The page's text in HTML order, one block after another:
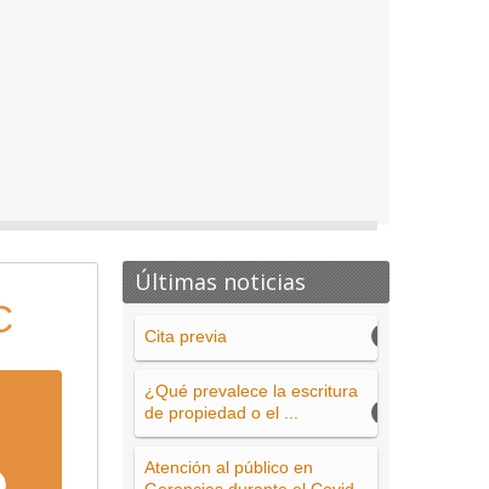
Últimas noticias
Cita previa
¿Qué prevalece la escritura
de propiedad o el ...
Atención al público en